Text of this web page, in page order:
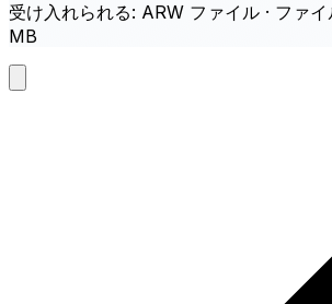
受け入れられる: ARW ファイル · ファ
MB